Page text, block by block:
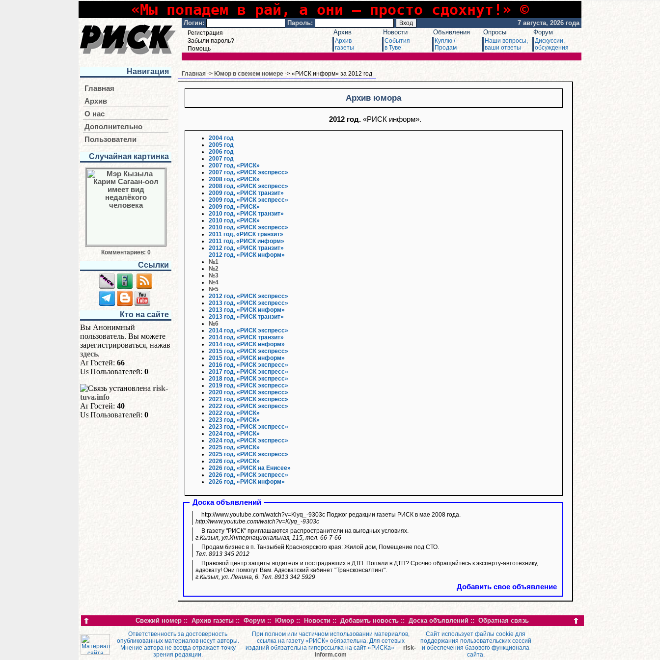
«Мы попадем в рай, а они – просто сдохнут!» ©
Логин: Пароль: 7 августа, 2026 года
Регистрация
Забыли пароль?
Помощь
Архив
Архив
газеты
Новости
События
в Туве
Объявления
Куплю /
Продам
Опросы
Наши вопросы,
ваши ответы
Форум
Дискуссии,
обсуждения
Навигация
Главная
Архив
О нас
Дополнительно
Пользователи
Случайная картинка
Комментариев: 0
Ссылки
Кто на сайте
Вы Анонимный
пользователь. Вы можете
зарегистрироваться, нажав
здесь.
Гостей: 66
Пользователей: 0
risk-
tuva.info
Гостей: 40
Пользователей: 0
Главная -> Юмор в свежем номере -> «РИСК информ» за 2012 год
Архив юмора
2012 год. «РИСК информ».
2004 год
2005 год
2006 год
2007 год
2007 год, «РИСК»
2007 год, «РИСК экспресс»
2008 год, «РИСК»
2008 год, «РИСК экспресс»
2009 год, «РИСК транзит»
2009 год, «РИСК экспресс»
2009 год, «РИСК»
2010 год, «РИСК транзит»
2010 год, «РИСК»
2010 год, «РИСК экспресс»
2011 год, «РИСК транзит»
2011 год, «РИСК информ»
2012 год, «РИСК транзит»
2012 год, «РИСК информ»
№1
№2
№3
№4
№5
2012 год, «РИСК экспресс»
2013 год, «РИСК экспресс»
2013 год, «РИСК информ»
2013 год, «РИСК транзит»
№6
2014 год, «РИСК экспресс»
2014 год, «РИСК транзит»
2014 год, «РИСК информ»
2015 год, «РИСК экспресс»
2015 год, «РИСК информ»
2016 год, «РИСК экспресс»
2017 год, «РИСК экспресс»
2018 год, «РИСК экспресс»
2019 год, «РИСК экспресс»
2020 год, «РИСК экспресс»
2021 год, «РИСК экспресс»
2022 год, «РИСК экспресс»
2022 год, «РИСК»
2023 год, «РИСК»
2023 год, «РИСК экспресс»
2024 год, «РИСК»
2024 год, «РИСК экспресс»
2025 год, «РИСК»
2025 год, «РИСК экспресс»
2026 год, «РИСК»
2026 год, «РИСК на Енисее»
2026 год, «РИСК экспресс»
2026 год, «РИСК информ»
Доска объявлений
http://www.youtube.com/watch?v=Kiyq_-9303c Поджог редакции газеты РИСК в мае 2008 года.
http://www.youtube.com/watch?v=Kiyq_-9303c
В газету "РИСК" приглашаются распространители на выгодных условиях.
г.Кызыл, ул.Интернациональная, 115, тел. 66-7-66
Продам бизнес в п. Танзыбей Красноярского края: Жилой дом, Помещение под СТО.
Тел. 8913 345 2012
Правовой центр защиты водителя и пострадавших в ДТП. Попали в ДТП? Срочно обращайтесь к эксперту-автотехнику,
адвокату! Они помогут Вам. Адвокатский кабинет "Трансконсалтинг".
г.Кызыл, ул. Ленина, 6. Тел. 8913 342 5929
Добавить свое объявление
Свежий номер :: Архив газеты :: Форум :: Юмор :: Новости :: Добавить новость :: Доска объявлений :: Обратная связь
Ответственность за достоверность
опубликованных материалов несут авторы.
Мнение автора не всегда отражает точку
зрения редакции.
При полном или частичном использовании материалов,
ссылка на газету «РИСК» обязательна. Для сетевых
изданий обязательна гиперссылка на сайт «РИСКа» — risk-
inform.com
Сайт использует файлы cookie для
поддержания пользовательских сессий
и обеспечения базового функционала
сайта.